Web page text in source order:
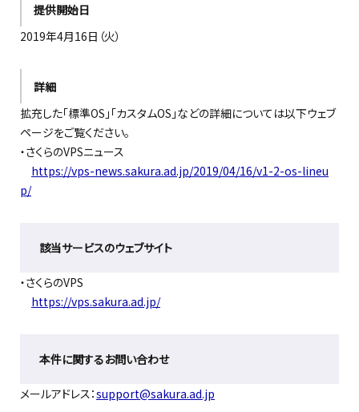
提供開始日
2019年4月16日（火）
詳細
拡充した「標準OS」「カスタムOS」などの詳細については以下ウェブ
ページをご覧ください。
・さくらのVPSニュース
https://vps-news.sakura.ad.jp/2019/04/16/v1-2-os-lineu
p/
該当サービスのウェブサイト
・さくらのVPS
https://vps.sakura.ad.jp/
本件に関するお問い合わせ
メールアドレス：support@sakura.ad.jp